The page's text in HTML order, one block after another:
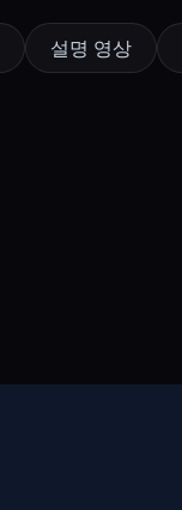
설명 영상